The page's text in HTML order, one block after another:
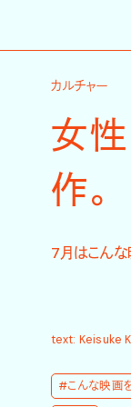
カルチャー
女
作。
7月はこんな
text: Keisuke
#こんな映画